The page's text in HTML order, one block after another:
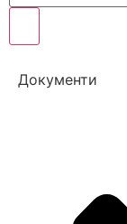
Документи